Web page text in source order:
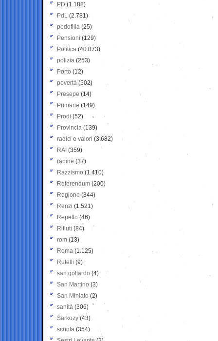
PD (1.188)
PdL (2.781)
pedofilia (25)
Pensioni (129)
Politica (40.873)
polizia (253)
Porto (12)
povertà (502)
Presepe (14)
Primarie (149)
Prodi (52)
Provincia (139)
radici e valori (3.682)
RAI (359)
rapine (37)
Razzismo (1.410)
Referendum (200)
Regione (344)
Renzi (1.521)
Repetto (46)
Rifiuti (84)
rom (13)
Roma (1.125)
Rutelli (9)
san gottardo (4)
San Martino (3)
San Miniato (2)
sanità (306)
Sarkozy (43)
scuola (354)